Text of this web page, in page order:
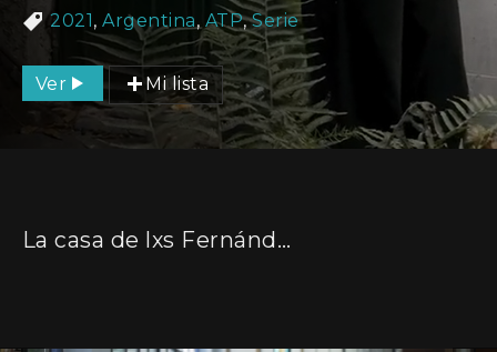
2021,Argentina, ATP,Serie
Ver Mi lista
La casa de lxs Fernández